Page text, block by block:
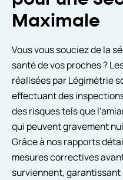
Maximale
Vous vous souciez de la
santé de vos proches ?
réalisées par Légimétrie
effectuant des
des risques tels que
qui peuvent gravement
Grâce à nos rapports
mesures correctives
surviennent,